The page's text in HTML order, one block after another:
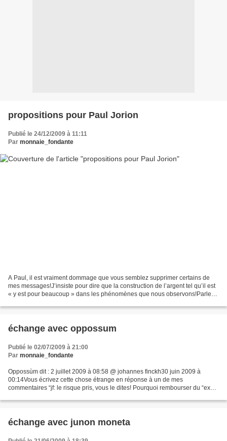
propositions pour Paul Jorion
Publié le 24/12/2009 à 11:11
Par monnaie_fondante
A Paul, il est vraiment dommage que vous semblez supprimer certains de
mes messages!J’insiste pour dire que la construction de l’argent tel qu’il est
« y est pour beaucoup » dans les phénomènes que nous observons!Parler
échange avec oppossum
Publié le 02/07/2009 à 21:00
Par monnaie_fondante
Oppossùm dit : 2 juillet 2009 à 08:58 @ johannes finckh30 juin 2009 à
00:14Vous écrivez cette chose étrange en réponse à un de mes
commentaires “jf: le risque pris, vous le dites! Pourquoi rembourser du “ex
échange avec junon moneta